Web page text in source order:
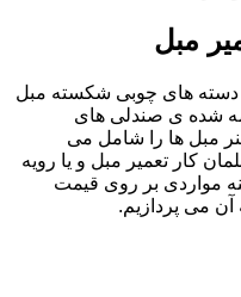
مبل
دسته های چوبی شکسته مبل
شده ی صندلی های
مبل ها را شامل می
کار تعمیر مبل و یا رویه
مواردی بر روی قیمت
می پردازیم.